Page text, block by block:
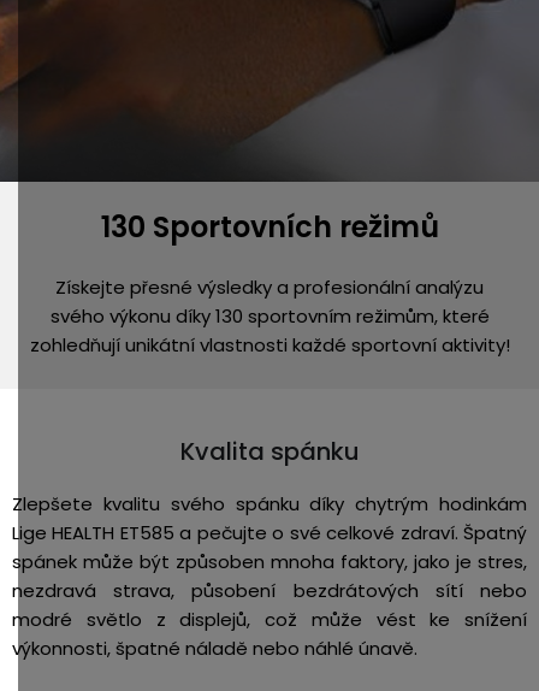
130 Sportovních režimů
Získejte přesné výsledky a profesionální analýzu
svého výkonu díky 130 sportovním režimům, které
zohledňují unikátní vlastnosti každé sportovní aktivity!
Kvalita spánku
Zlepšete kvalitu svého spánku díky chytrým hodinkám
Lige HEALTH ET585 a pečujte o své celkové zdraví. Špatný
spánek může být způsoben mnoha faktory, jako je stres,
nezdravá strava, působení bezdrátových sítí nebo
modré světlo z displejů, což může vést ke snížení
výkonnosti, špatné náladě nebo náhlé únavě.